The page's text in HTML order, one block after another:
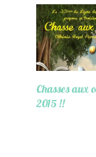
Chasses aux
2015 !!